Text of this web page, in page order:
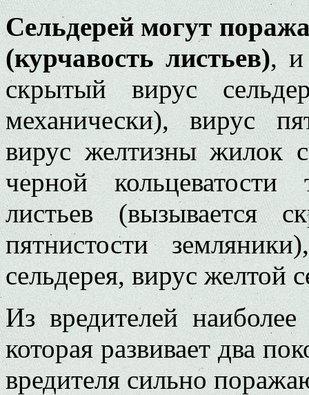
Сельдерей могут
(курчавость листьев), и
скрытый вирус
механически), вирус
вирус желтизны жилок
черной кольцеватости
листьев (вызывается
пятнистости
сельдерея, вирус желтой
Из вредителей
которая развивает два
вредителя сильно